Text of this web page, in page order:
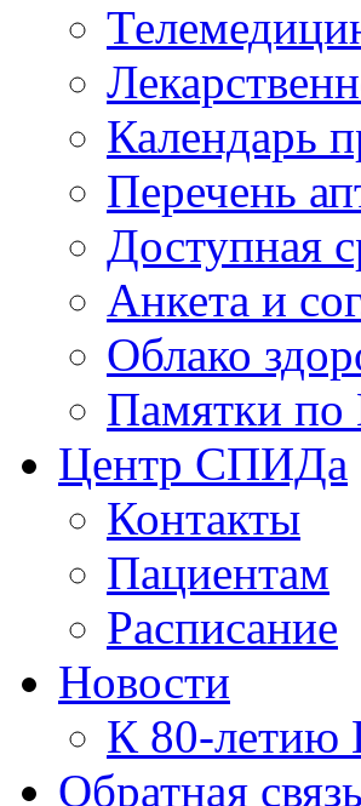
Календарь
Перечень
Доступная
Анкета и
Облако
Памятки
Центр СПИДа
Контакты
Пациентам
Расписание
Новости
К 80-летию
Обратная связь